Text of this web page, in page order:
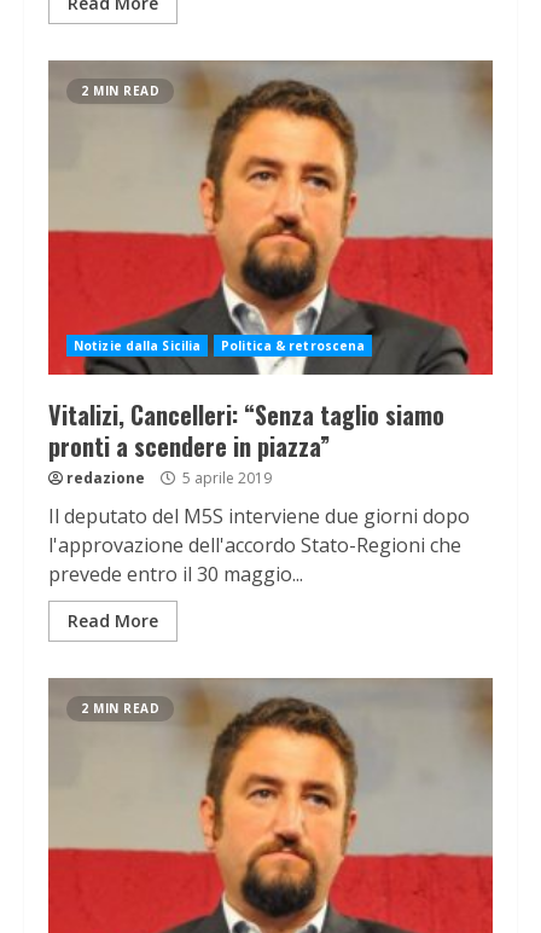
2 MIN READ
Notizie dalla Sicilia Politica & retroscena
Vitalizi, Cancelleri: “Senza taglio siamo
pronti a scendere in piazza”
redazione 5 aprile 2019
Il deputato del M5S interviene due giorni dopo
l'approvazione dell'accordo Stato-Regioni che
prevede entro il 30 maggio...
Read More
2 MIN READ